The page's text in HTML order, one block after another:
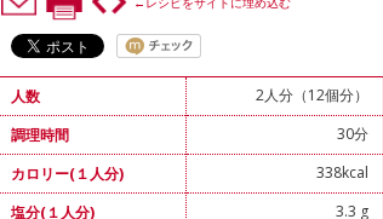
人数
2人分（12個分）
調理時間
30分
カロリー(１人分)
338kcal
塩分(１人分)
3.3 g